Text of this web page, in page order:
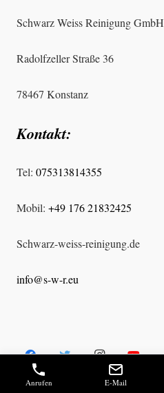
Schwarz Weiss Reinigung GmbH
Radolfzeller Straße 36
78467 Konstanz
Kontakt:
Tel: 075313814355
Mobil: +49 176 21832425
Schwarz-weiss-reinigung.de
info@s-w-r.eu
Anrufen E-Mail